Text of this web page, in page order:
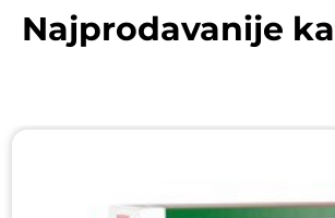
Najprodavanije